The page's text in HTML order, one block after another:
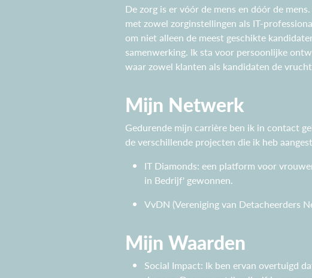
De zorg is er vóór de mens en dóór de
met zowel zorginstellingen als IT-
om niet alleen de meest geschikte
samenwerking. Ik sta voor persoonlijke
waar zowel klanten als kandidaten de
Mijn Netwerk
Gedurende mijn carrière ben ik in contact
de verschillende projecten die ik heb
IT Diamonds: een platform voor
in Bedrijf' gewonnen.
VvDN (Vereniging van Detacheerders
Mijn Waarden
Social Impact: Ik ben ervan overtuigd